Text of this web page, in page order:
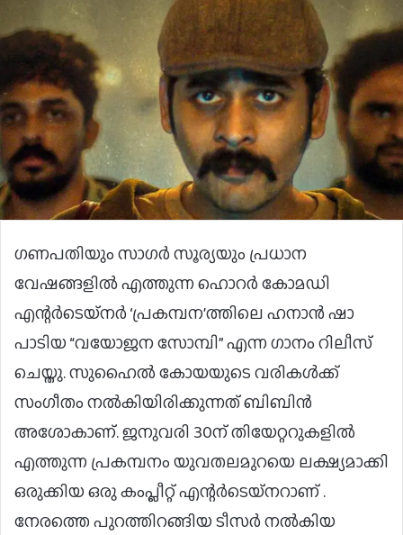
email
ഗണപതിയും സാഗർ സൂര്യയും പ്രധാന
വേഷങ്ങളിൽ എത്തുന്ന ഹൊറർ കോമഡി
എന്റർടെയ്നർ ‘പ്രകമ്പന’ത്തിലെ ഹനാൻ ഷാ
പാടിയ “വയോജന സോമ്പി” എന്ന ഗാനം റിലീസ്
ചെയ്തു. സുഹൈൽ കോയയുടെ വരികൾക്ക്
സംഗീതം നൽകിയിരിക്കുന്നത് ബിബിൻ
അശോകാണ്. ജനുവരി 30ന് തിയേറ്ററുകളിൽ
എത്തുന്ന പ്രകമ്പനം യുവതലമുറയെ ലക്ഷ്യമാക്കി
ഒരുക്കിയ ഒരു കംപ്ലീറ്റ് എന്റർടെയ്നറാണ് .
നേരത്തെ പുറത്തിറങ്ങിയ ടീസർ നൽകിയ